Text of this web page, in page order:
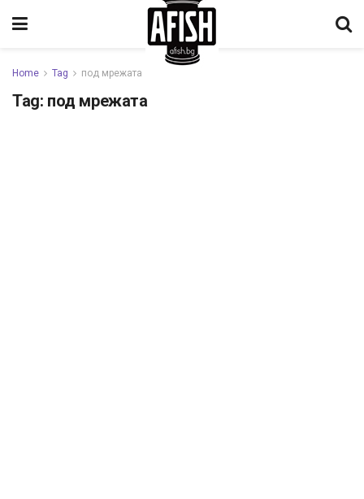
Home Tag под мрежата
Tag: под мрежата